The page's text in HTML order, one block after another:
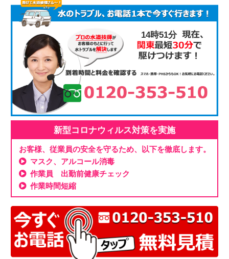
14時51分
新型コロナウィルス対策を実施
お客様、従業員の安全を守るため、以下を徹底します。
マスク、アルコール消毒
作業員 出勤前健康チェック
作業時間短縮